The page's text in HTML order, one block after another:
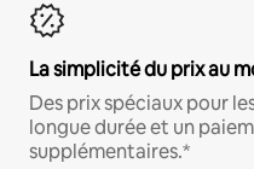
La simplicité du prix au
Des prix spéciaux pour
longue durée et un
supplémentaires.*